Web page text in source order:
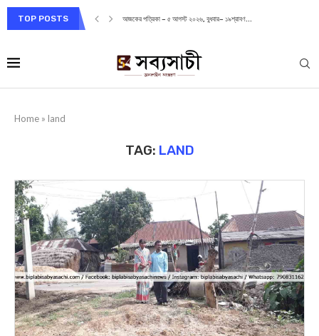
TOP POSTS আজকের পত্রিকা – ৫ আগস্ট ২০২৬, বুধবার– ১৯শ্রাবণ...
Home » land
TAG: LAND